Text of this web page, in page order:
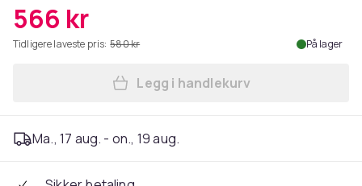
566 kr
Tidligere laveste pris: 580 kr På lager
Legg Murad Daily
Legg i handlekurv
Ma., 17 aug. - on., 19 aug.